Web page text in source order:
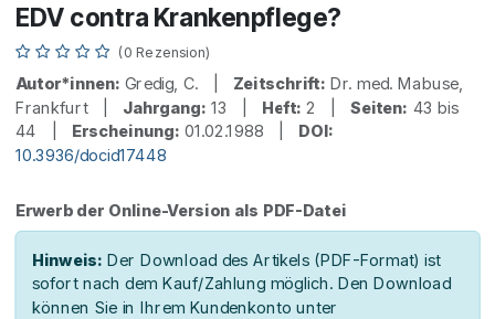
EDV contra Krankenpflege?
(0 Rezension)
Autor*innen: Gredig, C. | Zeitschrift: Dr. med. Mabuse,
Frankfurt | Jahrgang: 13 | Heft: 2 | Seiten: 43 bis
44 | Erscheinung: 01.02.1988 | DOI:
10.3936/docid17448
Erwerb der Online-Version als PDF-Datei
Hinweis: Der Download des Artikels (PDF-Format) ist
sofort nach dem Kauf/Zahlung möglich. Den Download
können Sie in Ihrem Kundenkonto unter